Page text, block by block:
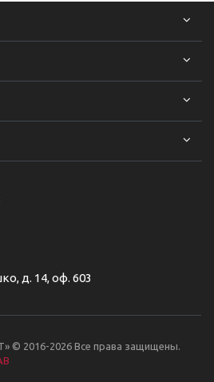
д. 14, оф. 603
© 2016-2026 Все права защищены.